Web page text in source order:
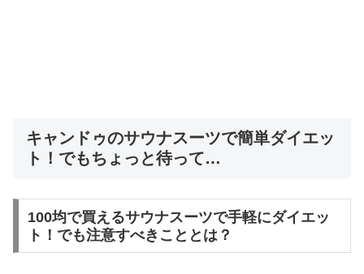
キャンドゥのサウナスーツで簡単ダイエッ
ト！でもちょっと待って…
100均で買えるサウナスーツで手軽にダイエッ
ト！でも注意すべきこととは？